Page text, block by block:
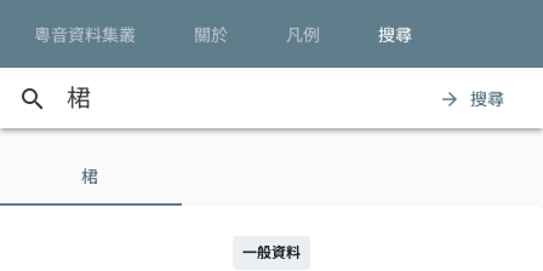
粵音資料集叢 關於 凡例 搜尋
search arrow_forward 搜尋
桾
一般資料